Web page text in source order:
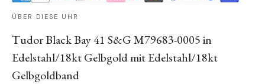
ÜBER DIESE UHR
Tudor Black Bay 41 S&G M79683-0005 in
Edelstahl/18kt Gelbgold mit Edelstahl/18kt
Gelbgoldband